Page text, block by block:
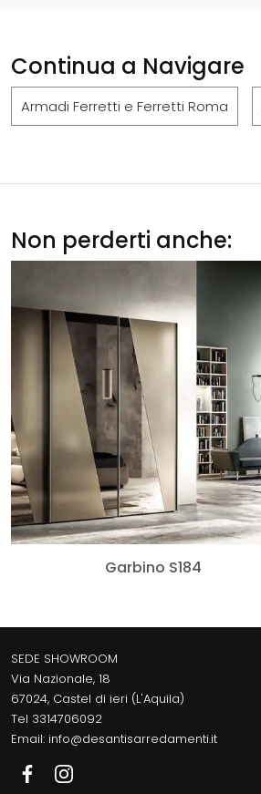
Continua a Navigare
Armadi Ferretti e Ferretti Roma
Non perderti anche:
Garbino S184
SEDE SHOWROOM
Via Nazionale, 18
67024, Castel di ieri (L'Aquila)
Tel 3314706092
Email: info@desantisarredamenti.it